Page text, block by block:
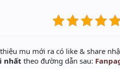
mu mới ra có like & share
nhấttheo đường dẫn sau: